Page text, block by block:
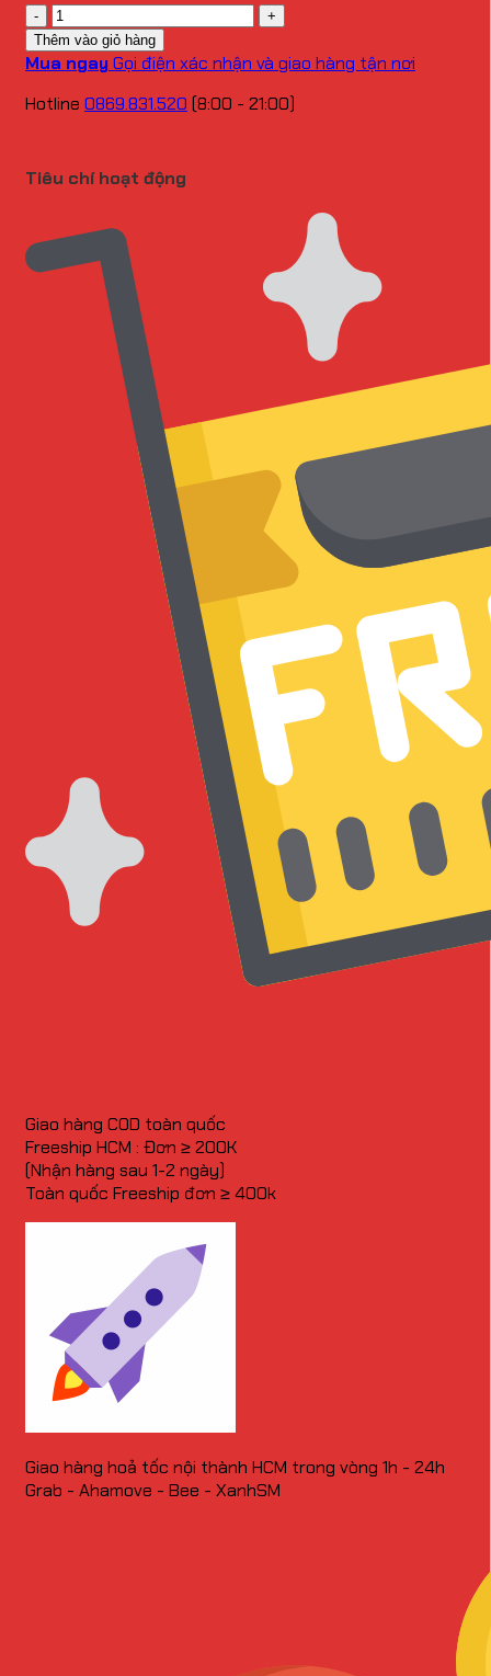
Số
lượng
Thêm vào giỏ hàng
Mua ngayGọi điện xác nhận và giao hàng tận nơi
Hotline 0869.831.520 (8:00 - 21:00)
Tiêu chí hoạt động
Giao hàng COD toàn quốc
Freeship HCM : Đơn ≥ 200K
(Nhận hàng sau 1-2 ngày)
Toàn quốc Freeship đơn ≥ 400k
Giao hàng hoả tốc nội thành HCM trong vòng 1h - 24h
Grab - Ahamove - Bee - XanhSM